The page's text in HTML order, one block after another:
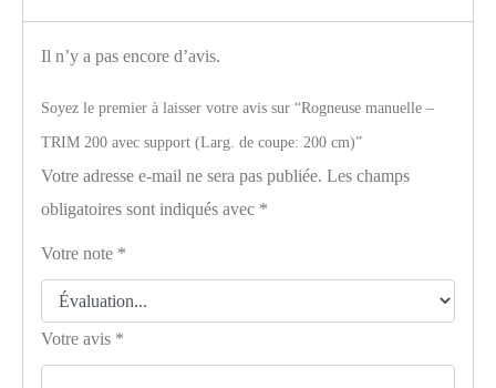
Il n’y a pas encore d’avis.
Soyez le premier à laisser votre avis sur “Rogneuse manuelle –
TRIM 200 avec support (Larg. de coupe: 200 cm)”
Votre adresse e-mail ne sera pas publiée. Les champs
obligatoires sont indiqués avec *
Votre note *
Votre avis *